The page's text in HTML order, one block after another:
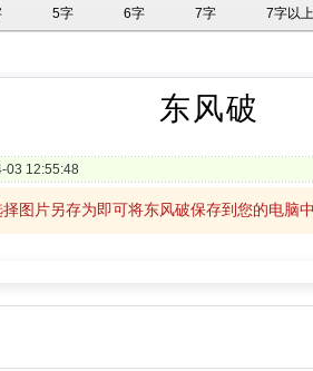
5字 6字 7字 7字以上
东风破
03 12:55:48
图片另存为即可将东风破保存到您的电脑